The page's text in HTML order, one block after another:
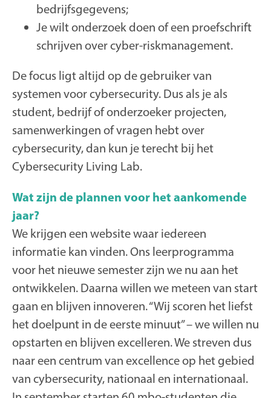
bedrijfsgegevens;
Je wilt onderzoek doen of een proefschrift
schrijven over cyber-riskmanagement.
De focus ligt altijd op de gebruiker van
systemen voor cybersecurity. Dus als je als
student, bedrijf of onderzoeker projecten,
samenwerkingen of vragen hebt over
cybersecurity, dan kun je terecht bij het
Cybersecurity Living Lab.
Wat zijn de plannen voor het aankomende
jaar?
We krijgen een website waar iedereen
informatie kan vinden. Ons leerprogramma
voor het nieuwe semester zijn we nu aan het
ontwikkelen. Daarna willen we meteen van start
gaan en blijven innoveren. “Wij scoren het liefst
het doelpunt in de eerste minuut” – we willen nu
opstarten en blijven excelleren. We streven dus
naar een centrum van excellence op het gebied
van cybersecurity, nationaal en internationaal.